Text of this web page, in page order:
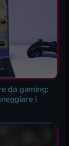
da gaming:
i